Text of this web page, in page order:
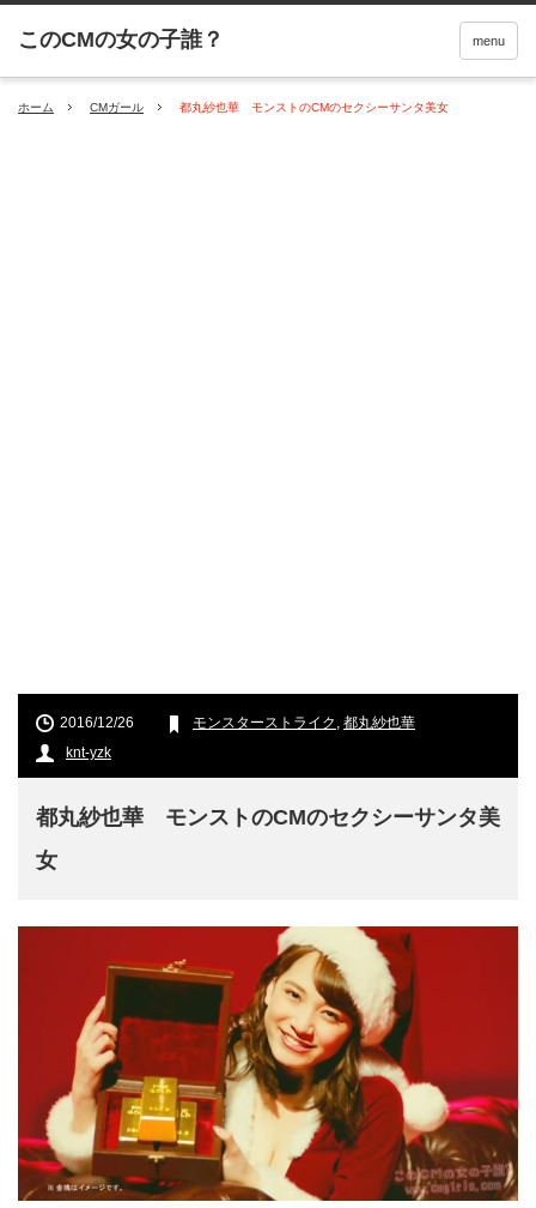
menu
ホーム CMガール 都丸紗也華 モンストのCMのセクシーサンタ美女
2016/12/26 モンスターストライク , 都丸紗也華
knt-yzk
都丸紗也華 モンストのCMのセクシーサンタ美
女